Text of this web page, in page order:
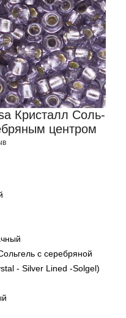
Кристалл Соль-
центром
с серебряной
- Silver Lined -Solgel)